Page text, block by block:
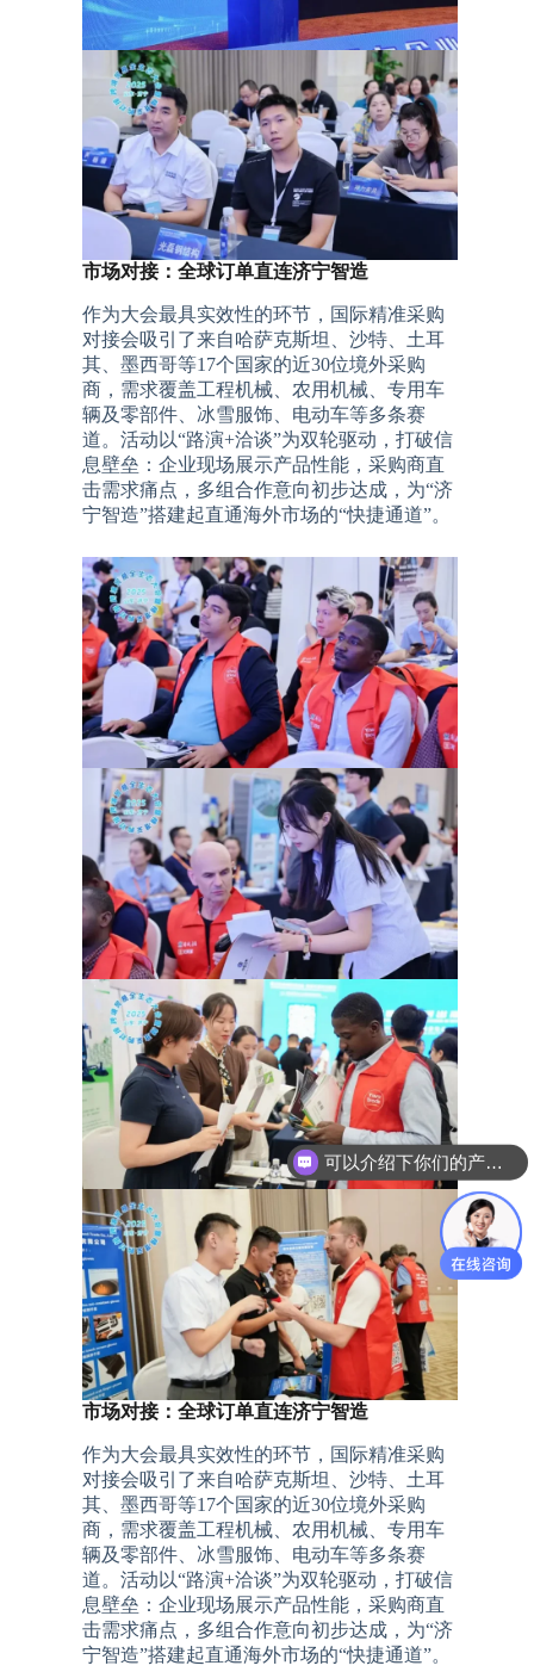
市场对接：全球订单直连济宁智造
作为大会最具实效性的环节，国际精准采购
对接会吸引了来自哈萨克斯坦、沙特、土耳
其、墨西哥等17个国家的近30位境外采购
商，需求覆盖工程机械、农用机械、专用车
辆及零部件、冰雪服饰、电动车等多条赛
道。活动以“路演+洽谈”为双轮驱动，打破信
息壁垒：企业现场展示产品性能，采购商直
击需求痛点，多组合作意向初步达成，为“济
宁智造”搭建起直通海外市场的“快捷通道”。
市场对接：全球订单直连济宁智造
作为大会最具实效性的环节，国际精准采购
对接会吸引了来自哈萨克斯坦、沙特、土耳
其、墨西哥等17个国家的近30位境外采购
商，需求覆盖工程机械、农用机械、专用车
辆及零部件、冰雪服饰、电动车等多条赛
道。活动以“路演+洽谈”为双轮驱动，打破信
息壁垒：企业现场展示产品性能，采购商直
击需求痛点，多组合作意向初步达成，为“济
宁智造”搭建起直通海外市场的“快捷通道”。
可以介绍下你们的产品么
你们是怎么收费的呢